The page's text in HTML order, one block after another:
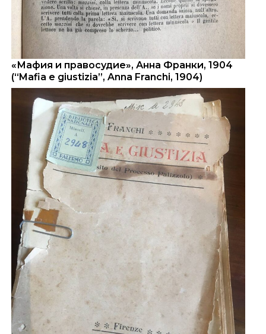
«Мафия и правосудие», Анна Франки, 1904
(“Mafia e giustizia”, Anna Franchi, 1904)